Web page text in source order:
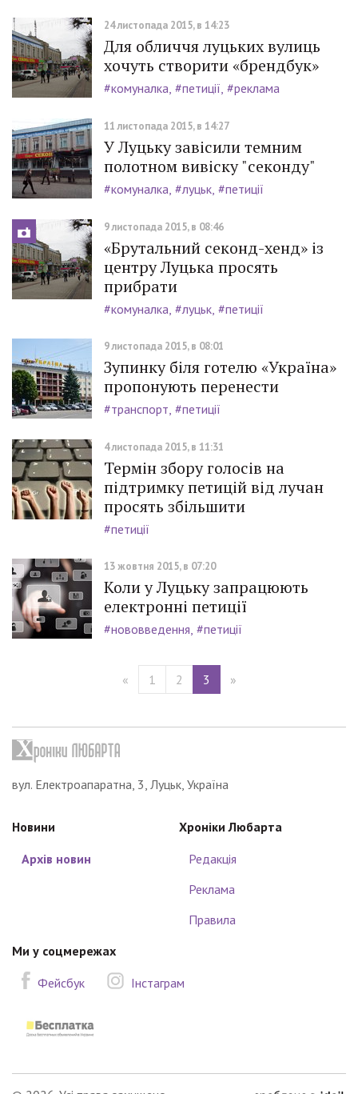
24 листопада 2015, в 14:23
Для обличчя луцьких вулиць
хочуть створити «брендбук»
#комуналка #петиції #реклама
11 листопада 2015, в 14:27
У Луцьку завісили темним
полотном вивіску "секонду"
#комуналка #луцьк #петиції
9 листопада 2015, в 08:46
«Брутальний секонд-хенд» із
центру Луцька просять
прибрати
#комуналка #луцьк #петиції
9 листопада 2015, в 08:01
Зупинку біля готелю «Україна»
пропонують перенести
#транспорт #петиції
4 листопада 2015, в 11:31
Термін збору голосів на
підтримку петицій від лучан
просять збільшити
#петиції
13 жовтня 2015, в 07:20
Коли у Луцьку запрацюють
електронні петиції
#нововведення #петиції
« 1 2 3 »
вул. Електроапаратна, 3, Луцьк, Україна
Новини
Архів новин
Хроніки Любарта
Редакція
Реклама
Правила
Ми у соцмережах
Фейсбук
Інстаграм